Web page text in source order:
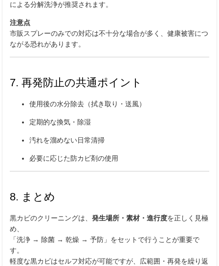
による分解洗浄が推奨されます。
注意点
市販スプレーのみでの対応は不十分な場合が多く、健康被害につ
ながる恐れがあります。
7. 再発防止の共通ポイント
使用後の水分除去（拭き取り・送風）
定期的な換気・除湿
汚れを溜めない日常清掃
必要に応じた防カビ剤の使用
8. まとめ
黒カビのクリーニングは、 発生場所・素材・進行度を正しく見極
め、
「洗浄 → 除菌 → 乾燥 → 予防」をセットで行うことが重要で
す。
軽度な黒カビはセルフ対応が可能ですが、広範囲・再発を繰り返